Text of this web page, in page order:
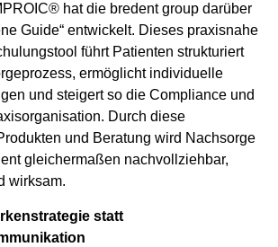
hat die bredent group darüber
Guide“ entwickelt. Dieses praxisnahe
führt Patienten strukturiert
ermöglicht individuelle
und steigert so die Compliance und
Durch diese
und Beratung wird Nachsorge
gleichermaßen nachvollziehbar,
wirksam.
statt